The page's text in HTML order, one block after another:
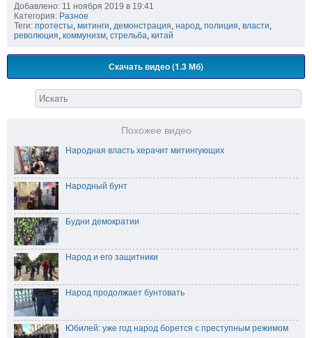
Добавлено: 11 ноября 2019 в 19:41
Категория: Разное
Теги: протесты митинги демонстрация народ полиция власти
революция коммунизм стрельба китай
Скачать видео (1.3 Мб)
Похожее видео
Народная власть херачит митингующих
Народный бунт
Будни демократии
Народ и его защитники
Народ продолжает бунтовать
Юбилей: уже год народ борется с преступным режимом